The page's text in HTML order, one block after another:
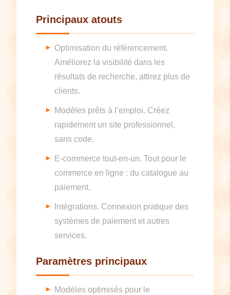
Principaux atouts
Optimisation du référencement.
Améliorez la visibilité dans les
résultats de recherche, attirez plus de
clients.
Modèles prêts à l’emploi. Créez
rapidement un site professionnel,
sans code.
E-commerce tout-en-un. Tout pour le
commerce en ligne : du catalogue au
paiement.
Intégrations. Connexion pratique des
systèmes de paiement et autres
services.
Paramètres principaux
Modèles optimisés pour le